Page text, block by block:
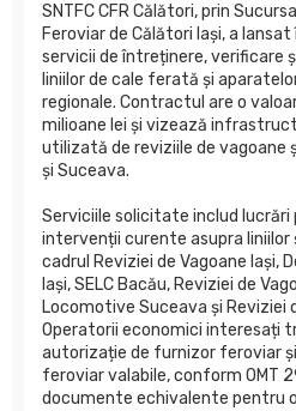
SNTFC CFR Călători, prin
Feroviar de Călători Iași, a
servicii de întreținere, verificare
liniilor de cale ferată și
regionale. Contractul are o
milioane lei și vizează
utilizată de reviziile de vagoane
și Suceava.
Serviciile solicitate includ lucrări
intervenții curente asupra liniilor
cadrul Reviziei de Vagoane Iași,
Iași, SELC Bacău, Reviziei de
Locomotive Suceava și Reviziei
Operatorii economici interesați
autorizație de furnizor feroviar
feroviar valabile, conform OMT
documente echivalente pentru